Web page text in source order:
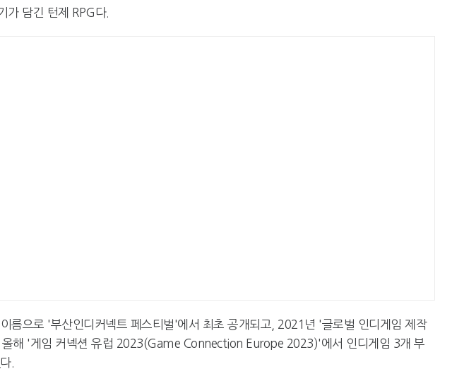
가 담긴 턴제 RPG다.
름으로 '부산인디커넥트 페스티벌'에서 최초 공개되고, 2021년 '글로벌 인디게임 제작
해 '게임 커넥션 유럽 2023(Game Connection Europe 2023)'에서 인디게임 3개 부
.
카카오게임즈, 인기 웹툰 '김
부장' 게임 만든다
엔씨, '아스오라' 앞세워 글
로벌 시장 공략